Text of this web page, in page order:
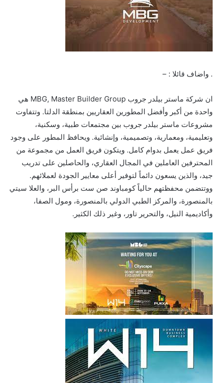
. واضاف قائلا : –
ان شركة ماستر بيلدر جروب MBG, Master Builder Group هي
واحدة من أكبر وأفضل المطورين العقاريين بمنطقة الدلتا. وتتفاوت
مشروعات ماستر بيلدر جروب بين مجتمعات طبية، وسكنية،
وتعليمية، ومعمارية، وتصميمية، وإنشائية. ويحافظ المطور على وجود
فريق عمل يعمل بدوام كامل. ويتكون فريق العمل من مجموعة من
المحترفين العاملين في المجال العقاري، والحاصلين على تدريب
جيد، والذين يسعون دائماً لتوفير أعلى معايير الجودة لعملائهم.
ووتتضمن محفظتهم حالياً كومباوند صن ست برأس البر، والعلا سيتي
بالمنصورة، والمركز الطبي الدولي بالمنصورة، ومول الصفا،
وأكاديمية النيل، والتحرير تاور، وغير ذلك الكثير.